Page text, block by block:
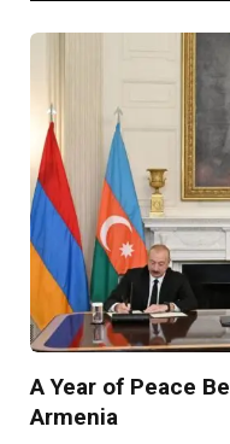
A Year of Peace
Armenia